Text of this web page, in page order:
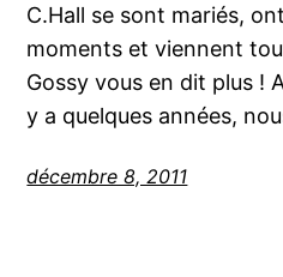
C.Hall se sont mariés,
moments et viennent
Gossy vous en dit plus !
y a quelques années,
décembre 8, 2011